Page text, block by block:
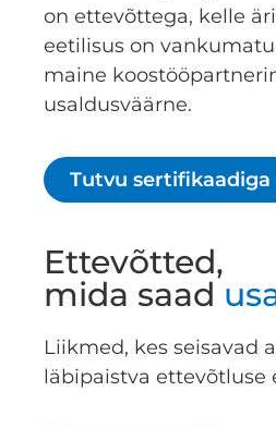
on ettevõttega, kelle
eetilisus on
maine
usaldusväärne.
Tutvu sertifikaadiga
Ettevõtted,
mida saad
Liikmed, kes seisavad
läbipaistva ettevõtluse